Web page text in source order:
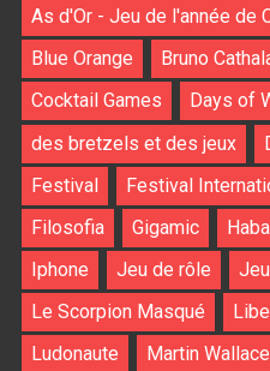
As d'Or - Jeu de l'année de
Blue Orange
Bruno
Cocktail Games
Days of
des bretzels et des jeux
Festival
Festival
Filosofia
Gigamic Haba
Iphone
Jeu de rôle
Le Scorpion Masqué
Ludonaute
Martin Wallace